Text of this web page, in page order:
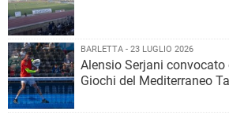
BARLETTA - 23 LUGLIO 2026
Alensio Serjani
Giochi del Mediterraneo